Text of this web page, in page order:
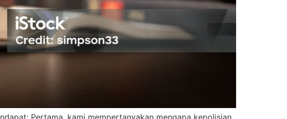
Pertama, kami mempertanyakan mengapa kepolisian